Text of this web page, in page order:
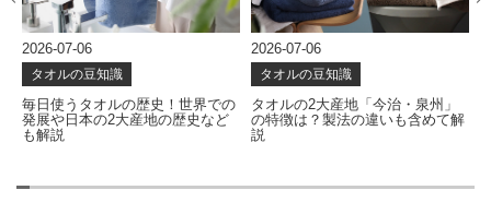
！世界での
歴史など
タオルの豆知識
タオルの2大産地「今治・泉州」
の特徴は？製法の違いも含めて解
タオルの豆知識
タオルはどう作られる？
を左右する製造工程を解